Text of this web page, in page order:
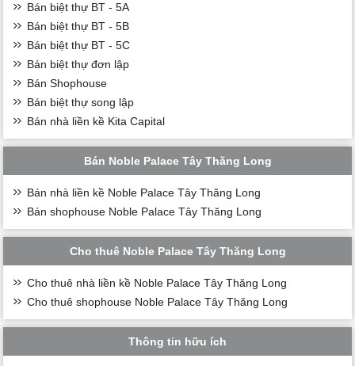
Bán biệt thự BT - 5A
Bán biệt thự BT - 5B
Bán biệt thự BT - 5C
Bán biệt thự đơn lập
Bán Shophouse
Bán biệt thự song lập
Bán nhà liền kề Kita Capital
Bán Noble Palace Tây Thăng Long
Bán nhà liền kề Noble Palace Tây Thăng Long
Bán shophouse Noble Palace Tây Thăng Long
Cho thuê Noble Palace Tây Thăng Long
Cho thuê nhà liền kề Noble Palace Tây Thăng Long
Cho thuê shophouse Noble Palace Tây Thăng Long
Thông tin hữu ích